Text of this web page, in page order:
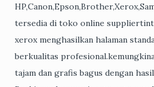
tersedia di toko online
xerox menghasilkan halaman
berkualitas
tajam dan grafis bagus dengan